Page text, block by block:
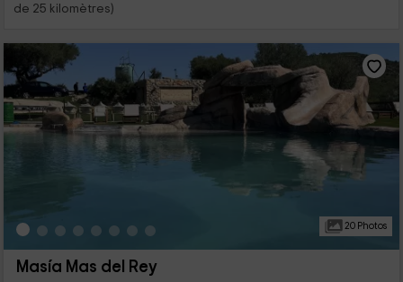
de 25 kilomètres)
20 Photos
Masía Mas del Rey